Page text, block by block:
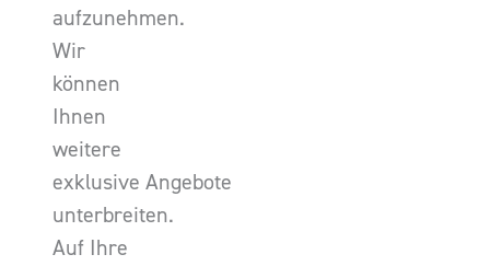
aufzunehmen.
Wir
können
Ihnen
weitere
exklusive Angebote
unterbreiten.
Auf Ihre